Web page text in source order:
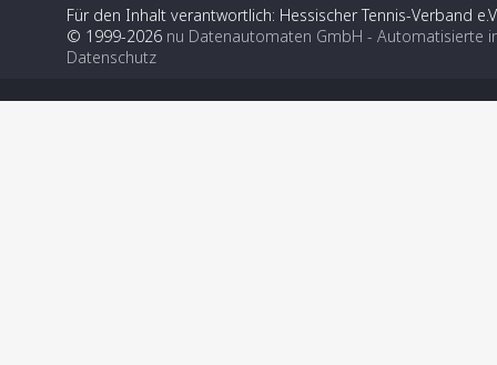
Für den Inhalt verantwortlich: Hessischer Tennis-Verband
© 1999-2026 nu Datenautomaten GmbH - Automatisierte
Datenschutz